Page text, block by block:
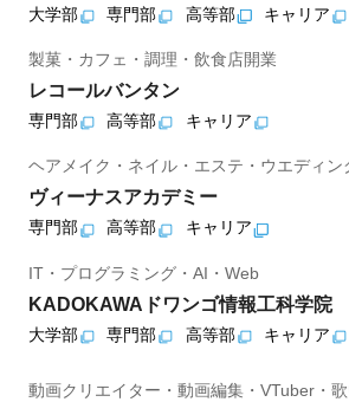
大学部 専門部 高等部 キャリア
製菓・カフェ・調理・飲食店開業
レコールバンタン
専門部 高等部 キャリア
ヘアメイク・ネイル・エステ・ウエディン
ヴィーナスアカデミー
専門部 高等部 キャリア
IT・プログラミング・AI・Web
KADOKAWAドワンゴ情報工科学院
大学部 専門部 高等部 キャリア
動画クリエイター・動画編集・VTuber・